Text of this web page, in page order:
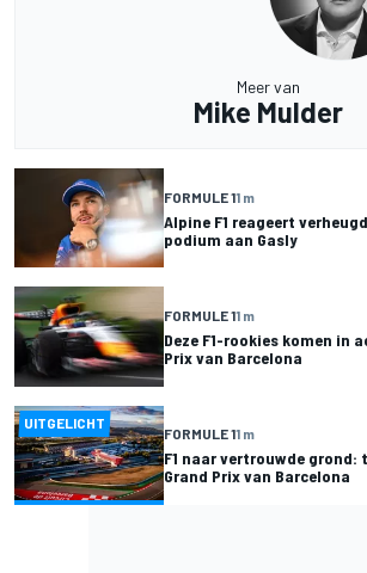
Meer van
Mike Mulder
FORMULE 11 m
Alpine F1 reageert
podium aan Gasly
FORMULE 11 m
Deze F1-rookies komen in
Prix van Barcelona
UITGELICHT
FORMULE 11 m
F1 naar vertrouwde grond:
Grand Prix van Barcelona